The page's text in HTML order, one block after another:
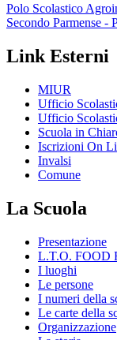
Polo Scolastico
Secondo Parmense -
Link Esterni
MIUR
Ufficio
Ufficio
Scuola in
Iscrizioni On
Invalsi
Comune
La Scuola
Presentazione
L.T.O. FOOD
I luoghi
Le persone
I numeri della
Le carte della
Organizzazione